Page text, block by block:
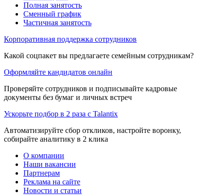
Полная занятость
Сменный график
Частичная занятость
Корпоративная поддержка сотрудников
Какой соцпакет вы предлагаете семейным сотрудникам?
Оформляйте кандидатов онлайн
Проверяйте сотрудников и подписывайте кадровые
документы без бумаг и личных встреч
Ускорьте подбор в 2 раза с Talantix
Автоматизируйте сбор откликов, настройте воронку,
собирайте аналитику в 2 клика
О компании
Наши вакансии
Партнерам
Реклама на сайте
Новости и статьи